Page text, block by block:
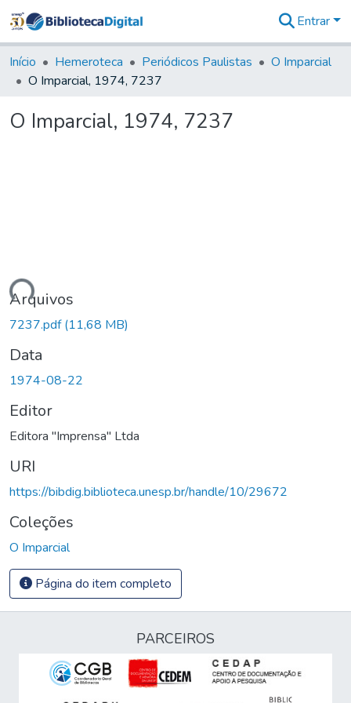
&
Coleções
Tudo na
Digital
Entrar
Início Hemeroteca Periódicos Paulistas
O Imparcial
O Imparcial, 1974, 7237
O Imparcial, 1974, 7237
Arquivos
7237.pdf(11,68 MB)
Data
1974-08-22
Editor
Editora "Imprensa" Ltda
URI
https://bibdig.biblioteca.unesp.br/handle/10/29672
Coleções
O Imparcial
Página do item completo
PARCEIROS